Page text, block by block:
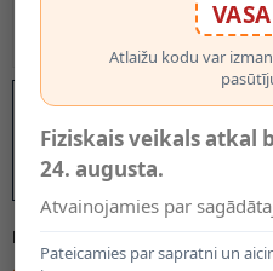
MODELIS:
Atlaižu kodu var
Fiziskais veikals atkal
24. augusta.
Atvainojamies par
Pateicamies par sapratni un